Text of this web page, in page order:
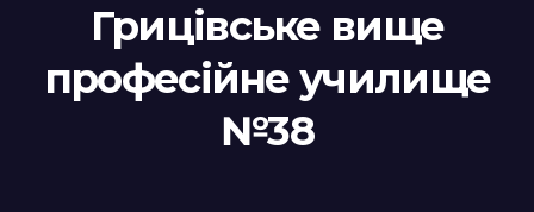
Грицівське вище
професійне училище
№38